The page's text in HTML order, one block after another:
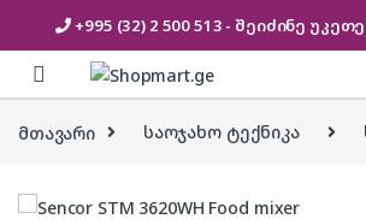
+995 (32) 2 500 513 - შეიძინე
Skip to navigation
Skip to content
მთავარი საოჯახო ტექნიკა